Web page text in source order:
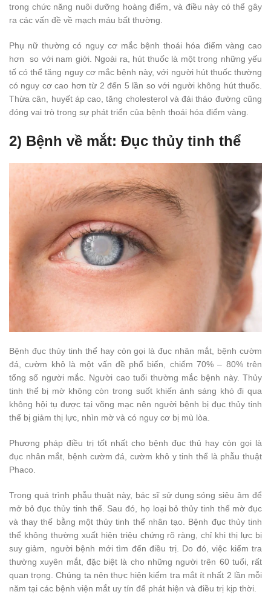
trong chức năng nuôi dưỡng hoàng điểm, và điều này có thể gây
ra các vấn đề về mạch máu bất thường.
Phụ nữ thường có nguy cơ mắc bệnh thoái hóa điểm vàng cao
hơn so với nam giới. Ngoài ra, hút thuốc là một trong những yếu
tố có thể tăng nguy cơ mắc bệnh này, với người hút thuốc thường
có nguy cơ cao hơn từ 2 đến 5 lần so với người không hút thuốc.
Thừa cân, huyết áp cao, tăng cholesterol và đái tháo đường cũng
đóng vai trò trong sự phát triển của bệnh thoái hóa điểm vàng.
2) Bệnh về mắt: Đục thủy tinh thể
Bệnh đục thủy tinh thể hay còn gọi là đục nhân mắt, bệnh cườm
đá, cườm khô là một vấn đề phổ biến, chiếm 70% – 80% trên
tổng số người mắc. Người cao tuổi thường mắc bệnh này. Thủy
tinh thể bị mờ không còn trong suốt khiến ánh sáng khó đi qua
không hội tụ được tại võng mạc nên người bệnh bị đục thủy tinh
thể bị giảm thị lực, nhìn mờ và có nguy cơ bị mù lòa.
Phương pháp điều trị tốt nhất cho bệnh đục thủ hay còn gọi là
đục nhân mắt, bệnh cườm đá, cườm khô y tinh thể là phẫu thuật
Phaco.
Trong quá trình phẫu thuật này, bác sĩ sử dụng sóng siêu âm để
mở bỏ đục thủy tinh thể. Sau đó, họ loại bỏ thủy tinh thể mờ đục
và thay thế bằng một thủy tinh thể nhân tạo. Bệnh đục thủy tinh
thể không thường xuất hiện triệu chứng rõ ràng, chỉ khi thị lực bị
suy giảm, người bệnh mới tìm đến điều trị. Do đó, việc kiểm tra
thường xuyên mắt, đặc biệt là cho những người trên 60 tuổi, rất
quan trọng. Chúng ta nên thực hiện kiểm tra mắt ít nhất 2 lần mỗi
năm tại các bệnh viện mắt uy tín để phát hiện và điều trị kịp thời.